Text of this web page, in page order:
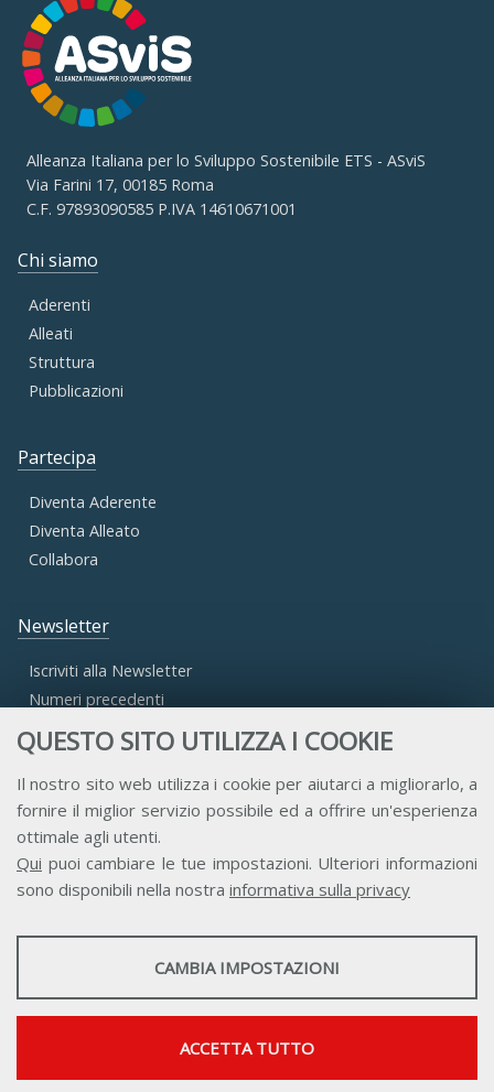
QUESTO SITO UTILIZZA I COOKIE
Il nostro sito web utilizza i cookie per aiutarci a migliorarlo, a
fornire il miglior servizio possibile ed a offrire un'esperienza
ottimale agli utenti.
Qui puoi cambiare le tue impostazioni. Ulteriori informazioni
sono disponibili nella nostra informativa sulla privacy
STATISTICHE
Mostra maggiori informazioni
Google Analytics
CAMBIA IMPOSTAZIONI
ACCETTA TUTTO
Alleanza Italiana per lo Sviluppo Sostenibile ETS - ASviS
Via Farini 17, 00185 Roma
C.F. 97893090585 P.IVA 14610671001
Chi siamo
Aderenti
Alleati
Struttura
Pubblicazioni
Partecipa
Diventa Aderente
Diventa Alleato
Collabora
Newsletter
Iscriviti alla Newsletter
Numeri precedenti
Accesso Aderenti
Accesso Consulta
Accesso Team
Contatti Privacy Trasparenza Credits